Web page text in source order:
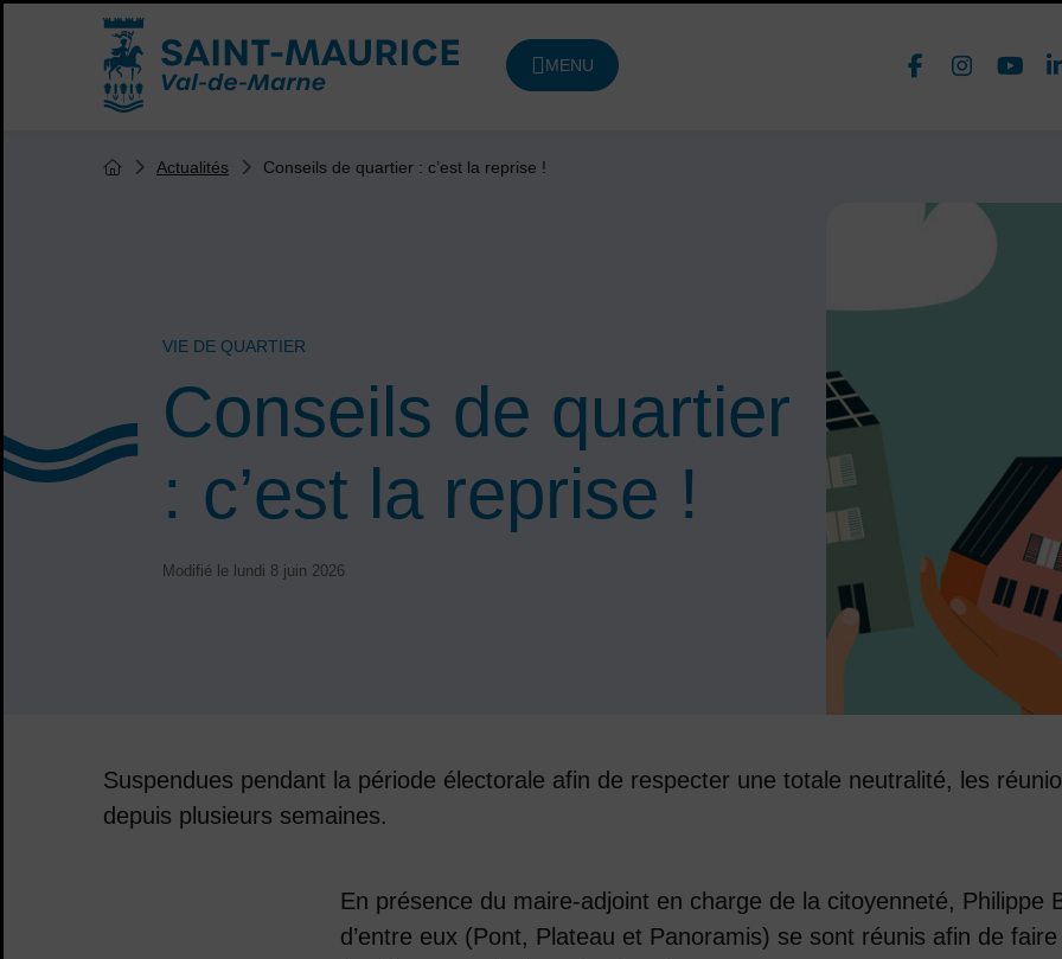
Accueil ville de Saint-Maurice
MENU
DE NAVIGATION PRINCIPALE Nous
Conseils de quartier
: c’est la reprise !
VIE DE QUARTIER
Modifié le lundi 8 juin 2026
Vous êtes ici :
Page d'accueil du site
Actualités Conseils de quartier : c’est la reprise !
Suspendues pendant la période électorale afin de respecter une totale neutralité, les
depuis plusieurs semaines.
En présence du maire-adjoint en charge de la citoyenneté, Philippe
d’entre eux (Pont, Plateau et Panoramis) se sont réunis afin de